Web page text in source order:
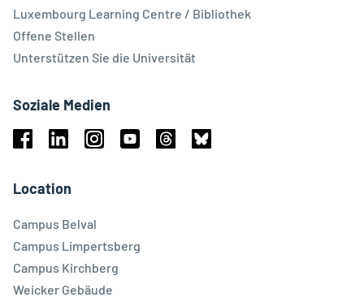
Luxembourg Learning Centre / Bibliothek
Offene Stellen
Unterstützen Sie die Universität
Soziale Medien
Location
Campus Belval
Campus Limpertsberg
Campus Kirchberg
Weicker Gebäude